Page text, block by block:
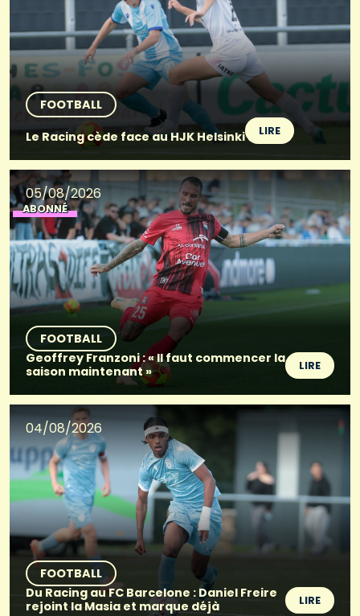
FOOTBALL
Le Racing cède face au HJK Helsinki
LIRE
05/08/2026
ABONNÉ
FOOTBALL
Geoffrey Franzoni : « Il faut commencer la
saison maintenant »
LIRE
04/08/2026
FOOTBALL
Du Racing au FC Barcelone : Daniel Freire
rejoint la Masia et marque déjà
LIRE